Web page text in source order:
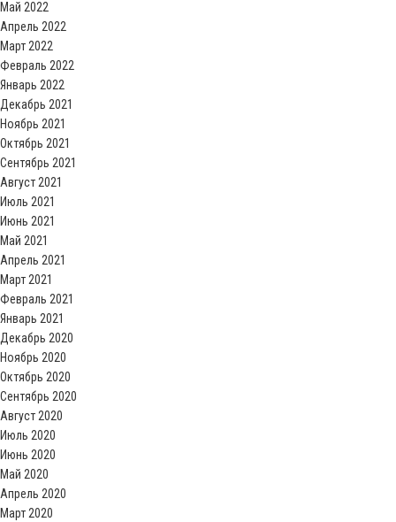
Май 2022
Апрель 2022
Март 2022
Февраль 2022
Январь 2022
Декабрь 2021
Ноябрь 2021
Октябрь 2021
Сентябрь 2021
Август 2021
Июль 2021
Июнь 2021
Май 2021
Апрель 2021
Март 2021
Февраль 2021
Январь 2021
Декабрь 2020
Ноябрь 2020
Октябрь 2020
Сентябрь 2020
Август 2020
Июль 2020
Июнь 2020
Май 2020
Апрель 2020
Март 2020